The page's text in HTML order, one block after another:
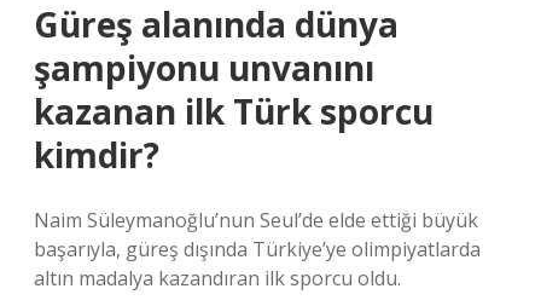
Güreş alanında dünya
şampiyonu unvanını
kazanan ilk Türk sporcu
kimdir?
Naim Süleymanoğlu’nun Seul’de elde ettiği büyük
başarıyla, güreş dışında Türkiye’ye olimpiyatlarda
altın madalya kazandıran ilk sporcu oldu.